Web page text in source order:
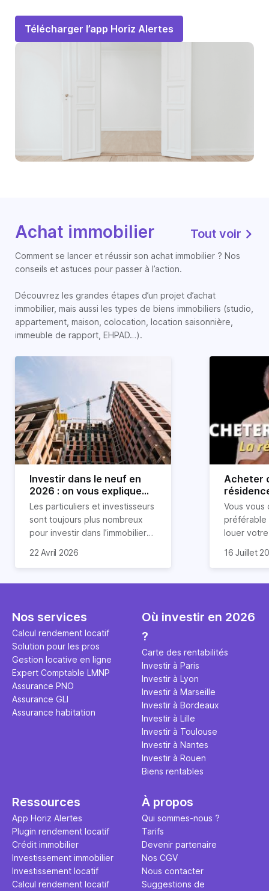
Télécharger l’app Horiz Alertes
Achat immobilier Tout voir
Comment se lancer et réussir son achat immobilier ? Nos
conseils et astuces pour passer à l’action.
Découvrez les grandes étapes d’un projet d’achat
immobilier, mais aussi les types de biens immobiliers (studio,
appartement, maison, colocation, location saisonnière,
immeuble de rapport, EHPAD…).
Investir dans le neuf en
2026 : on vous explique
tout !
Les particuliers et investisseurs
sont toujours plus nombreux
pour investir dans l’immobilier
nombreux avantages à choisir
expliquons tout dans cet
22 Avril 2026
Acheter
règle
révélée
Vous vous
préférable
louer
expert en
règle
ce secret
l'argent
principale
études et
16 Juillet
Nos services
Calcul rendement locatif
Solution pour les pros
Gestion locative en ligne
Expert Comptable LMNP
Assurance PNO
Assurance GLI
Assurance habitation
Où investir en 2026
?
Carte des rentabilités
Investir à Paris
Investir à Lyon
Investir à Marseille
Investir à Bordeaux
Investir à Lille
Investir à Toulouse
Investir à Nantes
Investir à Rouen
Biens rentables
Ressources
App Horiz Alertes
Plugin rendement locatif
Crédit immobilier
Investissement immobilier
Investissement locatif
Calcul rendement locatif
À propos
Qui sommes-nous ?
Tarifs
Devenir partenaire
Nos CGV
Nous contacter
Suggestions de